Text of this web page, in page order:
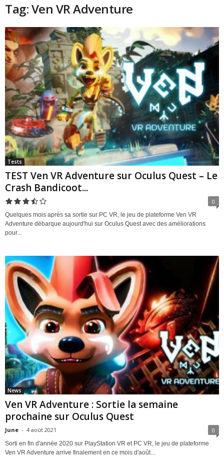
Tag: Ven VR Adventure
Tests
TEST Ven VR Adventure sur Oculus Quest – Le
Crash Bandicoot...
0
Quelques mois après sa sortie sur PC VR, le jeu de plateforme Ven VR
Adventure débarque aujourd'hui sur Oculus Quest avec des améliorations
pour...
News
Ven VR Adventure : Sortie la semaine
prochaine sur Oculus Quest
June - 4 août 2021 0
Sorti en fin d'année 2020 sur PlayStation VR et PC VR, le jeu de plateforme
Ven VR Adventure arrive finalement en ce mois d'août...